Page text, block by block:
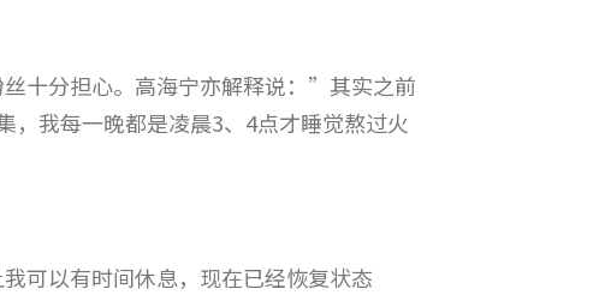
十分担心。高海宁亦解释说：”其实之前
，我每一晚都是凌晨3、4点才睡觉熬过火
可以有时间休息，现在已经恢复状态